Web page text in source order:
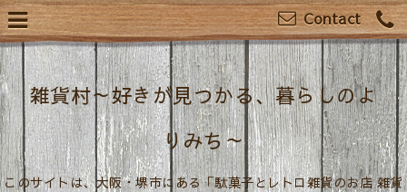
Contact
雑貨村～好きが見つかる、暮らしのよ
りみち～
このサイトは、大阪・堺市にある「駄菓子とレトロ雑貨のお店 雑貨